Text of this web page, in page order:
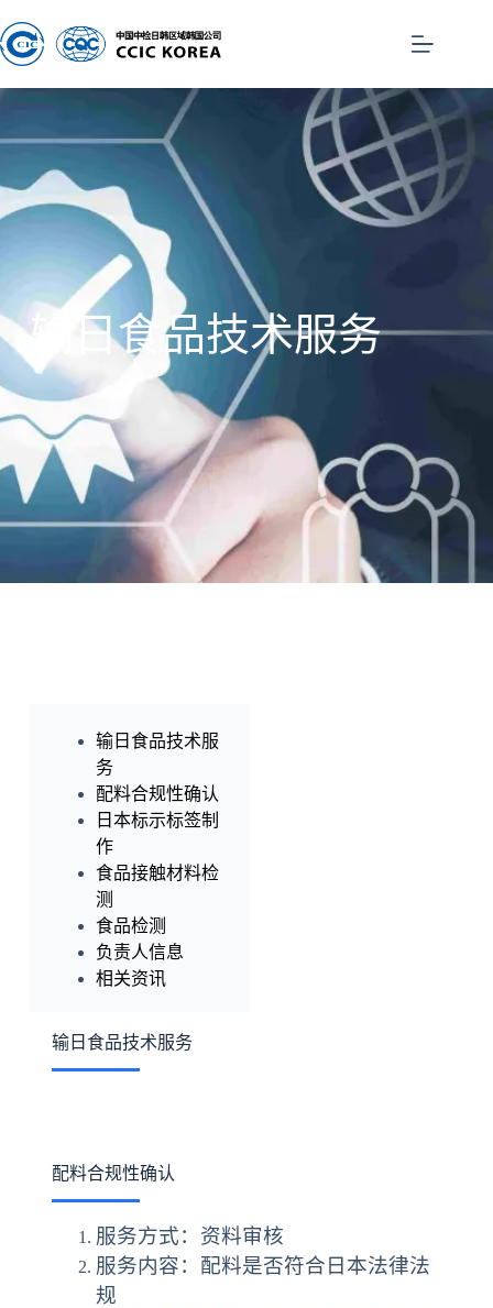
输日食品技术服务
输日食品技术服
务
配料合规性确认
日本标示标签制
作
食品接触材料检
测
食品检测
负责人信息
相关资讯
输日食品技术服务
配料合规性确认
服务方式：资料审核
服务内容：配料是否符合日本法律法
规